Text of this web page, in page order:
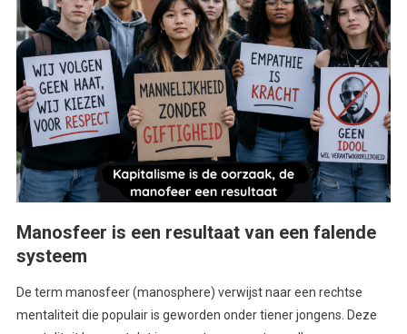
Manosfeer is een resultaat van een falende
systeem
De term manosfeer (manosphere) verwijst naar een rechtse
mentaliteit die populair is geworden onder tiener jongens. Deze